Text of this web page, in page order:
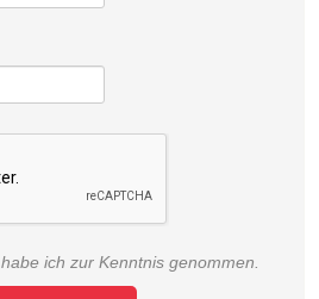
habe ich zur Kenntnis genommen.